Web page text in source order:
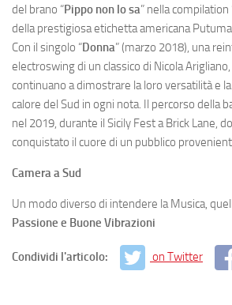
del brano “Pippo non lo sa” nella
della prestigiosa etichetta americana
Con il singolo “Donna” (marzo 2018), una
electroswing di un classico di Nicola Arigliano,
continuano a dimostrare la loro versatilità e
calore del Sud in ogni nota. Il percorso della
nel 2019, durante il Sicily Fest a Brick Lane,
conquistato il cuore di un pubblico
Camera a Sud
Un modo diverso di intendere la Musica,
Passione e Buone Vibrazioni
Condividi l'articolo: on Twitter